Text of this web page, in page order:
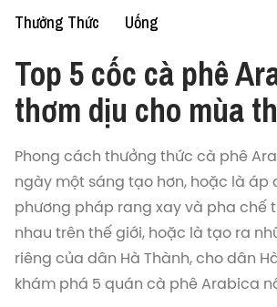
Thưởng Thức Uống
Top 5 cốc cà phê
thơm dịu cho mùa
Phong cách thưởng thức cà phê
ngày một sáng tạo hơn, hoặc là áp
phương pháp rang xay và pha chế
nhau trên thế giới, hoặc là tạo ra
riêng của dân Hà Thành, cho dân
khám phá 5 quán cà phê Arabica